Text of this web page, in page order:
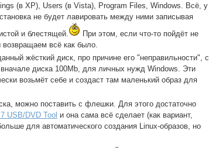
(в XP), Users (в Vista), Program Files, Windows. Всё, у
не будет лавировать между ними записывая
и блестящей.
При этом, если что-то пойдёт не
возвращаем всё как было.
жёсткий диск, про причине его "неправильности", с
диска 100Mb, для личных нужд Windows. Эти
возьмёт себе и создаст там маленький образ для
можно поставить с флешки. Для этого достаточно
USB/DVD Tool и она сама всё сделает (как вариант,
для автоматического создания Linux-образов, но